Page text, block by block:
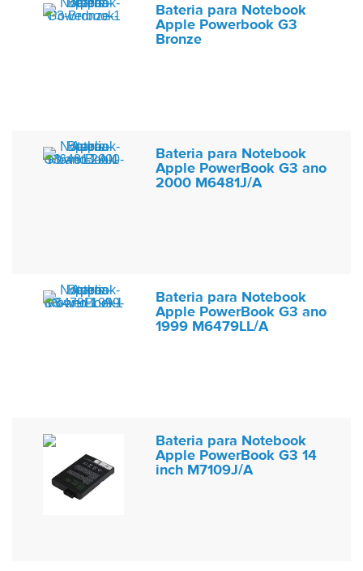
Bateria para Notebook
Apple Powerbook G3
Bronze
Bateria para Notebook
Apple PowerBook G3 ano
2000 M6481J/A
Bateria para Notebook
Apple PowerBook G3 ano
1999 M6479LL/A
Bateria para Notebook
Apple PowerBook G3 14
inch M7109J/A